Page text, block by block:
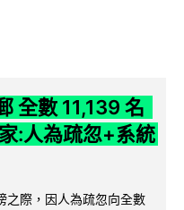
全數 11,139 名
:人為疏忽+系統
之際，因人為疏忽向全數